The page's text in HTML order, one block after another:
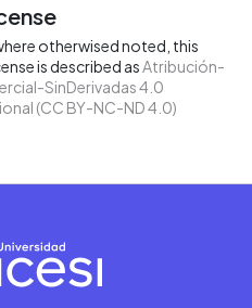
otherwised noted, this
is described asAtribución-
SinDerivadas 4.0
(CC BY-NC-ND 4.0)